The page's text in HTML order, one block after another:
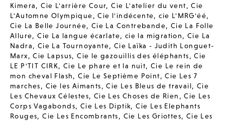
Kimera,Cie L'arrière Cour,Cie L'atelier du vent,Cie
L'Automne Olympique,Cie l'indécente,cie L'MRG'éé,
Cie La Belle Journée, Cie La Contrebande, Cie La Folle
Allure,Cie La langue écarlate, cie la migration,Cie La
Nadra, Cie La Tournoyante, Cie Laïka - Judith Longuet-
Marx,Cie Lapsus,Cie le gazouillis des éléphants,Cie
LE P'TIT CIRK,Cie Le phare et la nuit,Cie Le rein de
mon cheval Flash,Cie Le Septième Point,Cie Les 7
marches, Cie les Aimants,Cie Les Bleus de travail, Cie
Les Chevaux Célestes, Cie Les Choses de Rien ,Cie Les
Corps Vagabonds, Cie Les Diptik,Cie Les Elephants
Rouges,Cie Les Encombrants, Cie Les Griottes, Cie Les